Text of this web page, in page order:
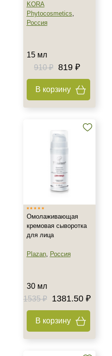
Гель
Концентрат
Класс косметики
Профессиональная
Тип кожи
Любой возраст (от 18 лет)
После 20
После 25
Действие
Матирование
Обновление
Показать еще
Назначение против
KORA
Phytocosmetics,
Россия
15 мл
910 ₽ 819 ₽
В корзину
Омолаживающая
кремовая сыворотка
для лица
Plazan, Россия
30 мл
1535 ₽
1381.50 ₽
В корзину